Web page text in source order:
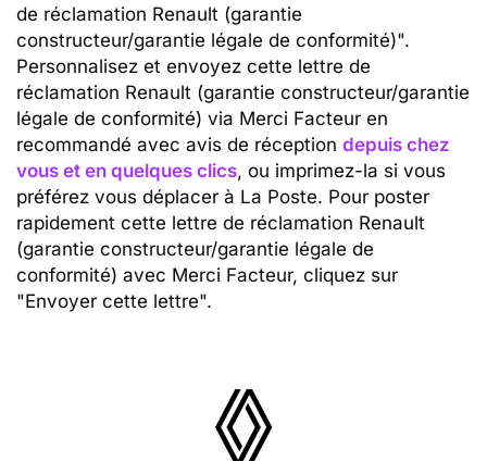
de réclamation Renault (garantie
constructeur/garantie légale de conformité)".
Personnalisez et envoyez cette lettre de
réclamation Renault (garantie constructeur/garantie
légale de conformité) via Merci Facteur en
recommandé avec avis de réception depuis chez
vous et en quelques clics, ou imprimez-la si vous
préférez vous déplacer à La Poste. Pour poster
rapidement cette lettre de réclamation Renault
(garantie constructeur/garantie légale de
conformité) avec Merci Facteur, cliquez sur
"Envoyer cette lettre".